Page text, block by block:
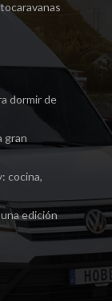
dormir de
gran
cocina,
edición